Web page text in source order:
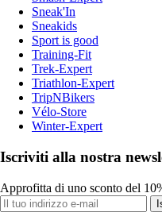
Sneak'In
Sneakids
Sport is good
Training-Fit
Trek-Expert
Triathlon-Expert
TripNBikers
Vélo-Store
Winter-Expert
Iscriviti alla nostra
Approfitta di uno sconto del